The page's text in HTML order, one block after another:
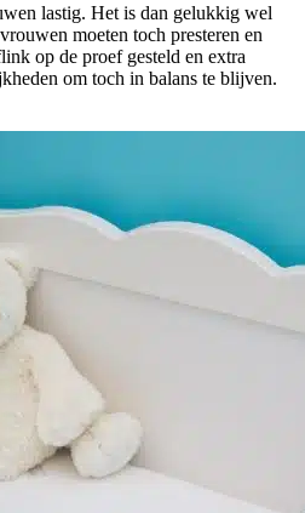
lastig. Het is dan gelukkig wel
moeten toch presteren en
op de proef gesteld en extra
om toch in balans te blijven.